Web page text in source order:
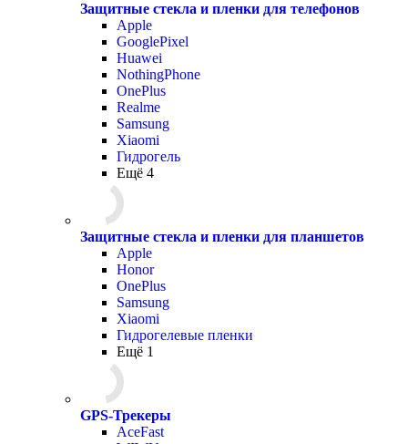
Защитные стекла и пленки для телефонов
Apple
GooglePixel
Huawei
NothingPhone
OnePlus
Realme
Samsung
Xiaomi
Гидрогель
Ещё 4
Защитные стекла и пленки для планшетов
Apple
Honor
OnePlus
Samsung
Xiaomi
Гидрогелевые пленки
Ещё 1
GPS-Трекеры
AceFast